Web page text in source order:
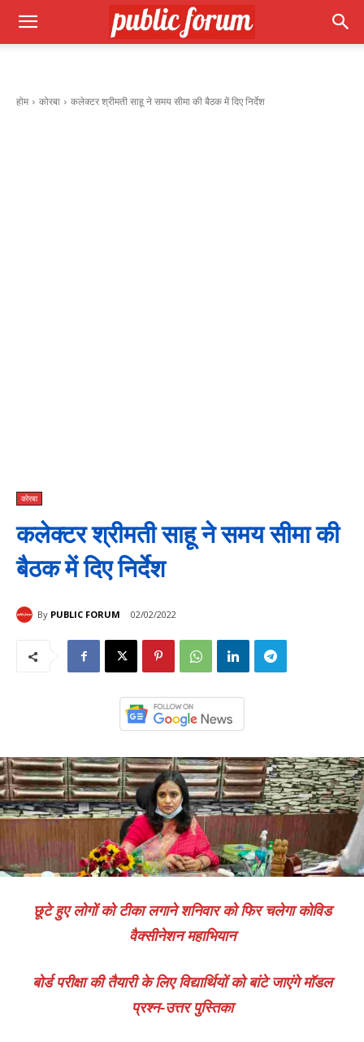
होम कोरबा कलेक्टर श्रीमती साहू ने समय सीमा की बैठक में दिए निर्देश
कोरबा
कलेक्टर श्रीमती साहू ने समय सीमा की
बैठक में दिए निर्देश
By PUBLIC FORUM 02/02/2022
छूटे हुए लोगों को टीका लगाने शनिवार को फिर चलेगा कोविड
वैक्सीनेशन महाभियान
बोर्ड परीक्षा की तैयारी के लिए विद्यार्थियों को बांटे जाएंगे मॉडल
प्रश्न-उत्तर पुस्तिका